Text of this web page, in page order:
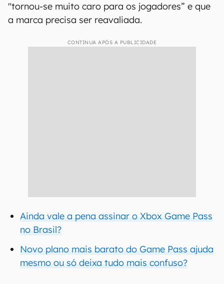
"tornou-se muito caro para os jogadores” e que
a marca precisa ser reavaliada.
CONTINUA APÓS A PUBLICIDADE
Ainda vale a pena assinar o Xbox Game Pass
no Brasil?
Novo plano mais barato do Game Pass ajuda
mesmo ou só deixa tudo mais confuso?